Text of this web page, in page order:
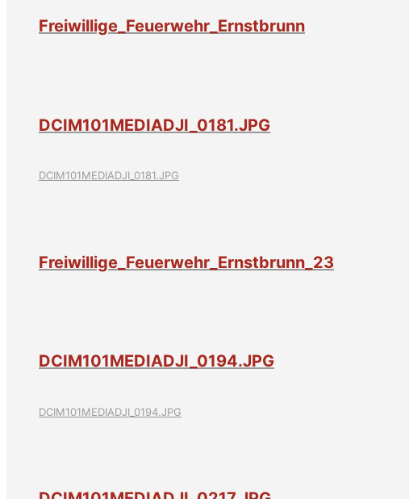
Freiwillige_Feuerwehr_Ernstbrunn
DCIM101MEDIADJI_0181.JPG
DCIM101MEDIADJI_0181.JPG
Freiwillige_Feuerwehr_Ernstbrunn_23
DCIM101MEDIADJI_0194.JPG
DCIM101MEDIADJI_0194.JPG